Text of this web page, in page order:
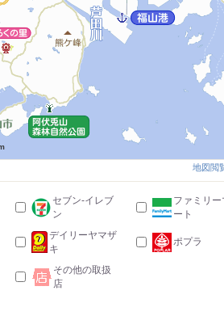
地図閲
セブン-イレブ
ン
ファミリー
ート
デイリーヤマザ
キ
ポプラ
その他の取扱
店